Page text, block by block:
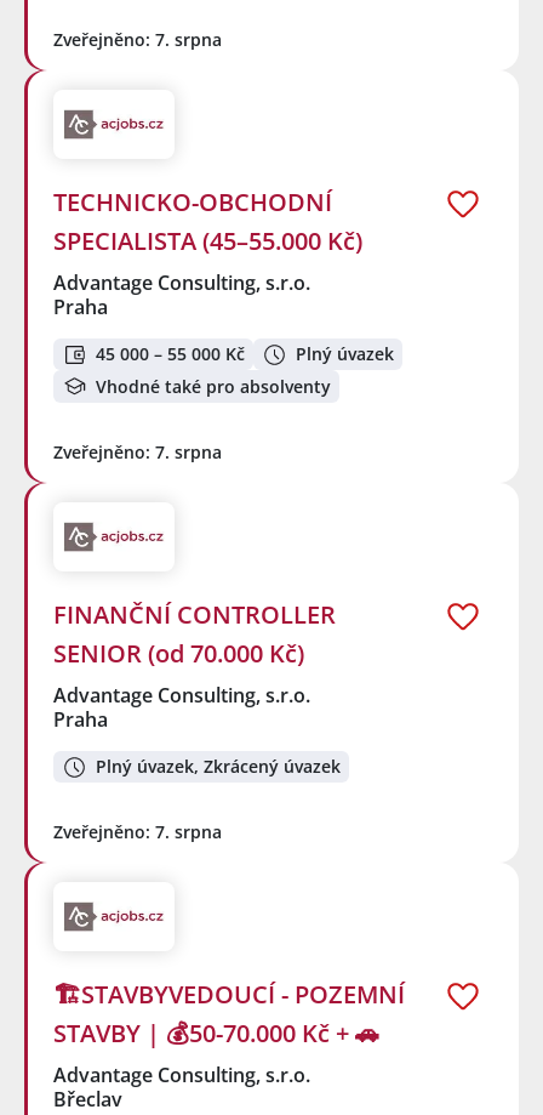
Zveřejněno: 7. srpna
TECHNICKO-OBCHODNÍ
SPECIALISTA (45–55.000 Kč)
Advantage Consulting, s.r.o.
Praha
45 000 – 55 000 Kč
Plný úvazek
Vhodné také pro absolventy
Zveřejněno: 7. srpna
FINANČNÍ CONTROLLER
SENIOR (od 70.000 Kč)
Advantage Consulting, s.r.o.
Praha
Plný úvazek, Zkrácený úvazek
Zveřejněno: 7. srpna
🏗️STAVBYVEDOUCÍ - POZEMNÍ
STAVBY | 💰50-70.000 Kč + 🚗
Advantage Consulting, s.r.o.
Břeclav